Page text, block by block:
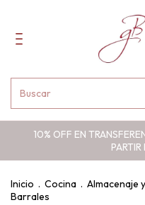
10% OFF EN
Inicio . Cocina . Almacenaje
Barrales